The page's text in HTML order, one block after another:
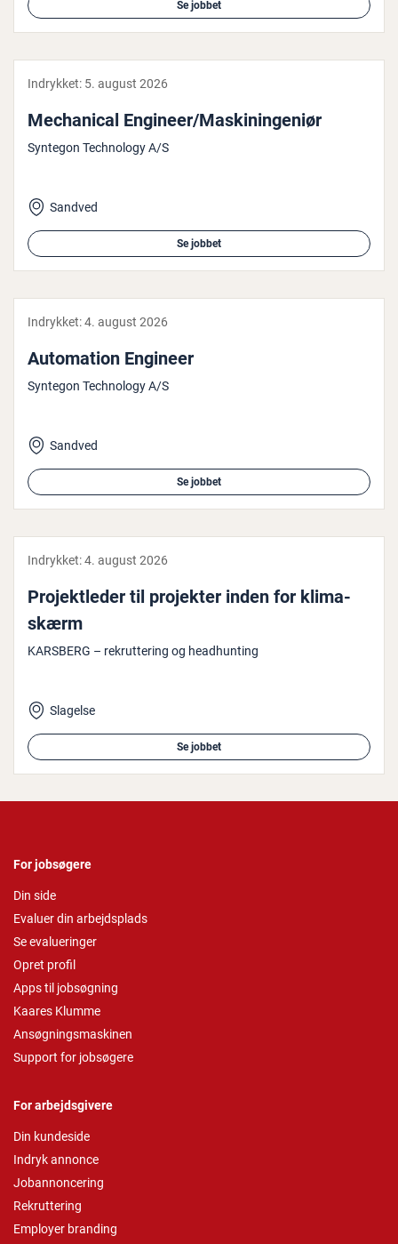
Se jobbet
Indrykket: 5. august 2026
Me­cha­ni­cal Engineer/Ma­ski­nin­ge­ni­ør
Syntegon Technology A/S
Sandved
Se jobbet
Indrykket:4. august 2026
Au­to­ma­tion Engineer
Syntegon Technology A/S
Sandved
Se jobbet
Indrykket:4. august 2026
Pro­jekt­le­der til projekter inden for kli­ma­
skærm
KARSBERG – rekruttering og headhunting
Slagelse
Se jobbet
For jobsøgere
Din side
Evaluer din arbejdsplads
Se evalueringer
Opret profil
Apps til jobsøgning
Kaares Klumme
Ansøgningsmaskinen
Support for jobsøgere
For arbejdsgivere
Din kundeside
Indryk annonce
Jobannoncering
Rekruttering
Employer branding